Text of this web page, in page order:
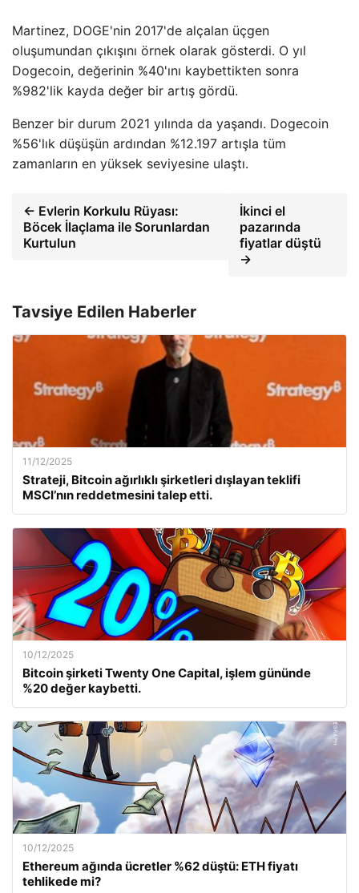
Martinez, DOGE'nin 2017'de alçalan üçgen
oluşumundan çıkışını örnek olarak gösterdi. O yıl
Dogecoin, değerinin %40'ını kaybettikten sonra
%982'lik kayda değer bir artış gördü.
Benzer bir durum 2021 yılında da yaşandı. Dogecoin
%56'lık düşüşün ardından %12.197 artışla tüm
zamanların en yüksek seviyesine ulaştı.
← Evlerin Korkulu Rüyası:
Böcek İlaçlama ile Sorunlardan
Kurtulun
İkinci el
pazarında
fiyatlar düştü
→
Tavsiye Edilen Haberler
11/12/2025
Strateji, Bitcoin ağırlıklı şirketleri dışlayan teklifi
MSCI’nın reddetmesini talep etti.
10/12/2025
Bitcoin şirketi Twenty One Capital, işlem gününde
%20 değer kaybetti.
10/12/2025
Ethereum ağında ücretler %62 düştü: ETH fiyatı
tehlikede mi?